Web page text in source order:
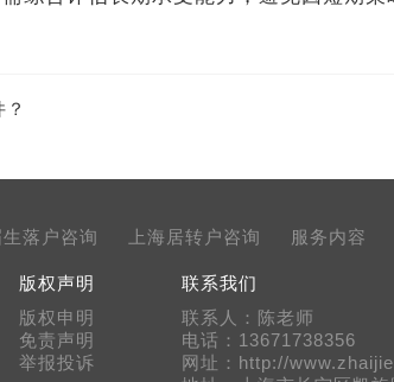
生落户咨询 上海居转户咨询 服务内容
版权声明
版权申明
免责声明
举报投诉
联系我们
联系人：陈老师
电话：13671738356
网址：http://